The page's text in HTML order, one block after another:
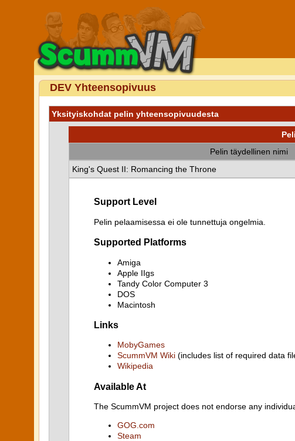
DEV Yhteensopivuus
Yksityiskohdat pelin yhteensopivuudesta
Pelin täydellinen nimi
King's Quest II: Romancing the Throne
Support Level
Pelin pelaamisessa ei ole tunnettuja ongelmia.
Supported Platforms
Amiga
Apple IIgs
Tandy Color Computer 3
DOS
Macintosh
Links
MobyGames
ScummVM Wiki (includes list of required data
Wikipedia
Available At
The ScummVM project does not endorse any
GOG.com
Steam